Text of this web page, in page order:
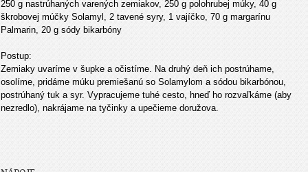
250 g nastrúhaných varených zemiakov, 250 g polohrubej múky, 40 g
škrobovej múčky Solamyl, 2 tavené syry, 1 vajíčko, 70 g margarínu
Palmarin, 20 g sódy bikarbóny
Postup:
Zemiaky uvaríme v šupke a očistíme. Na druhý deň ich postrúhame,
osolíme, pridáme múku premiešanú so Solamylom a sódou bikarbónou,
postrúhaný tuk a syr. Vypracujeme tuhé cesto, hneď ho rozvaľkáme (aby
nezredlo), nakrájame na tyčinky a upečieme doružova.